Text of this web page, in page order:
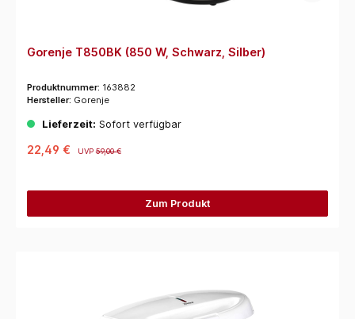
Gorenje T850BK (850 W, Schwarz, Silber)
Produktnummer: 163882
Hersteller: Gorenje
Lieferzeit: Sofort verfügbar
22,49 € UVP59,00 €
Zum Produkt